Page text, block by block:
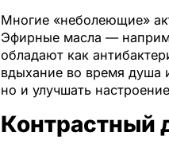
Многие «неболеющие»
Эфирные масла —
обладают как
вдыхание во время душа
но и улучшать
Контрастный